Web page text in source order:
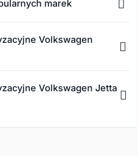
marek
Volkswagen
Volkswagen Jetta